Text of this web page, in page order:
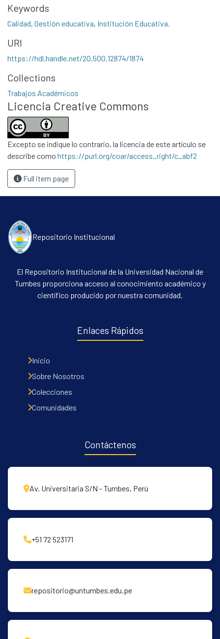
All of DSpace
Statistics
Contacto
Políticas
Keywords
Calidad, Gestión educativa, Institución Educativa.
URI
https://hdl.handle.net/20.500.12874/1874
Collections
Trabajos Académicos
Licencia Creative Commons
Excepto se indique lo contrario, la licencia de este artículo se
describe como https://purl.org/coar/access_right/c_abf2
Full item page
Repositorio Institucional
El Repositorio Institucional de la Universidad Nacional de
Tumbes proporciona acceso al conocimiento académico y
científico producido por nuestra comunidad.
Enlaces Rápidos
Inicio
Sobre Nosotros
Colecciones
Comunidades
Contáctenos
Av. Universitaria S/N - Tumbes, Perú
+51 72 523171
repositorio@untumbes.edu.pe